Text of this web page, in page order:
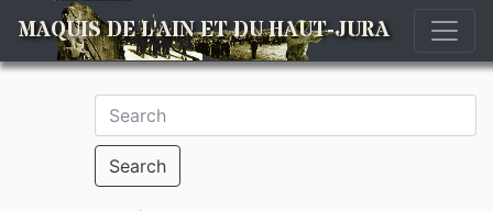
MAQUIS DE L'AIN ET DU HAUT-JURA
Search